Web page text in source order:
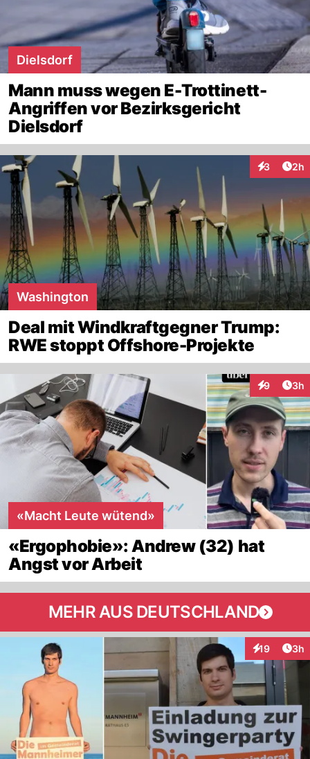
Dielsdorf
Mann muss wegen E-Trottinett-
Angriffen vor Bezirksgericht
Dielsdorf
3 2h
Washington
Deal mit Windkraftgegner Trump:
RWE stoppt Offshore-Projekte
9 3h
«Macht Leute wütend»
«Ergophobie»: Andrew (32) hat
Angst vor Arbeit
MEHR AUS DEUTSCHLAND
19
Interaktionen
3h